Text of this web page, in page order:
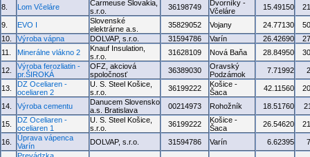
8. Lom Včeláre
Carmeuse Slovakia,
s.r.o.
36198749
Dvorníky -
Včeláre
15.49150
9. EVO I
Slovenské
elektrárne a.s.
35829052 Vojany 24.77130
10.
Výroba vápna DOLVAP, s.r.o. 31594786 Varín 26.42690
11.
Minerálne vlákno 2
Knauf Insulation,
s.r.o.
31628109 Nová Baňa 28.84950
12.
Výroba ferozliatin -
pr.ŠIROKÁ
OFZ, akciová
spoločnosť
36389030
Oravský
Podzámok
7.71992
13.
DZ Oceliaren -
oceliaren 2
U. S. Steel Košice,
s.r.o.
36199222
Košice -
Šaca
42.11560
14. Výroba cementu
Danucem Slovensko
a.s. Bratislava
00214973 Rohožník 18.51760
15.
DZ Oceliaren -
oceliaren 1
U. S. Steel Košice,
s.r.o.
36199222
Košice -
Šaca
26.54620
16.
Úprava vápenca
Varín
DOLVAP, s.r.o. 31594786 Varín 6.62395